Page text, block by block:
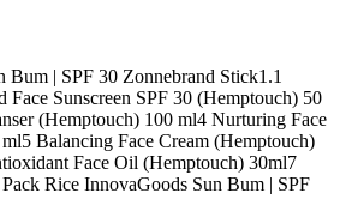
Bum | SPF 30 Zonnebrand Stick1.1
Face Sunscreen SPF 30 (Hemptouch) 50
(Hemptouch) 100 ml4 Nurturing Face
Balancing Face Cream (Hemptouch)
Face Oil (Hemptouch) 30ml7
Rice InnovaGoods Sun Bum | SPF